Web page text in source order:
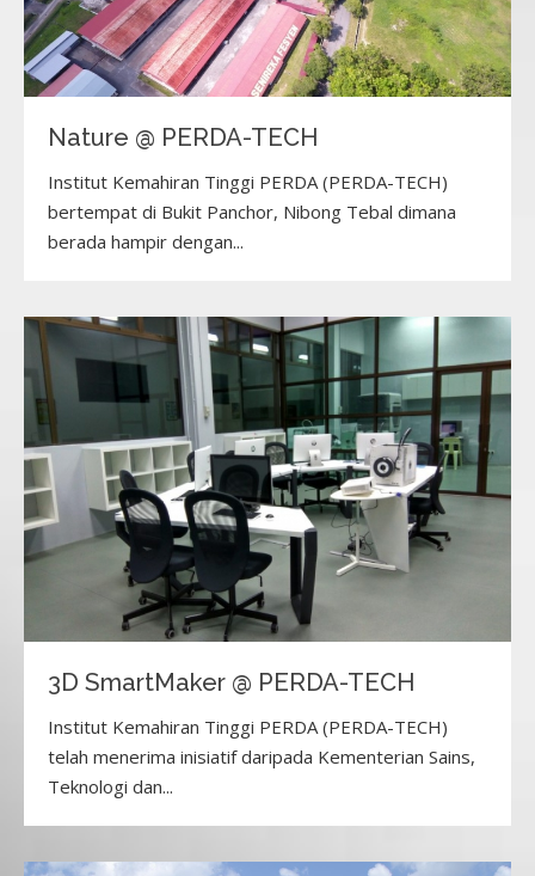
Nature @ PERDA-TECH
Institut Kemahiran Tinggi PERDA (PERDA-TECH)
bertempat di Bukit Panchor, Nibong Tebal dimana
berada hampir dengan...
3D SmartMaker @ PERDA-TECH
Institut Kemahiran Tinggi PERDA (PERDA-TECH)
telah menerima inisiatif daripada Kementerian Sains,
Teknologi dan...